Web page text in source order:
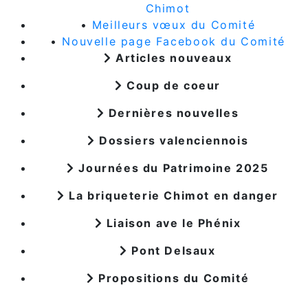
Chimot
• Meilleurs vœux du Comité
• Nouvelle page Facebook du Comité
Articles nouveaux
Coup de coeur
Dernières nouvelles
Dossiers valenciennois
Journées du Patrimoine 2025
La briqueterie Chimot en danger
Liaison ave le Phénix
Pont Delsaux
Propositions du Comité